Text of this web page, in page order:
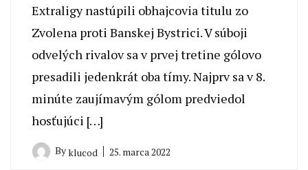
Extraligy nastúpili obhajcovia titulu zo
Zvolena proti Banskej Bystrici. V súboji
odvelých rivalov sa v prvej tretine gólovo
presadili jedenkrát oba tímy. Najprv sa v 8.
minúte zaujímavým gólom predviedol
hosťujúci […]
Byklucod 25. marca 2022